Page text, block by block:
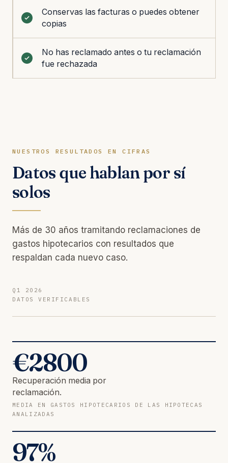
Conservas las facturas o puedes obtener
copias
No has reclamado antes o tu reclamación
fue rechazada
NUESTROS RESULTADOS EN CIFRAS
Datos que hablan por sí
solos
Más de 30 años tramitando reclamaciones de
gastos hipotecarios con resultados que
respaldan cada nuevo caso.
Q1 2026
DATOS VERIFICABLES
€2800
Recuperación media por
reclamación.
MEDIA EN GASTOS HIPOTECARIOS DE LAS HIPOTECAS
ANALIZADAS
97%